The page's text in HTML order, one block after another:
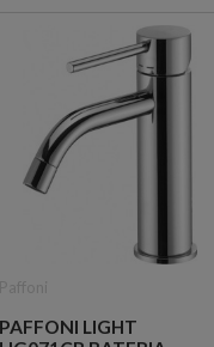
PAFFONI LIGHT